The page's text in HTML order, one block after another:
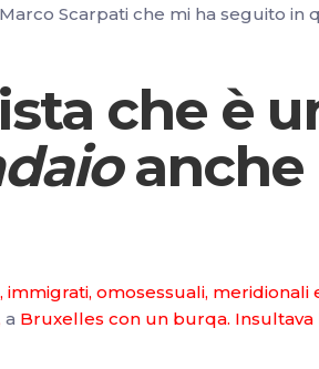
Scarpati che mi ha seguito in
che è
omosessuali, meridionali
a Bruxelles con un burqa. Insultava